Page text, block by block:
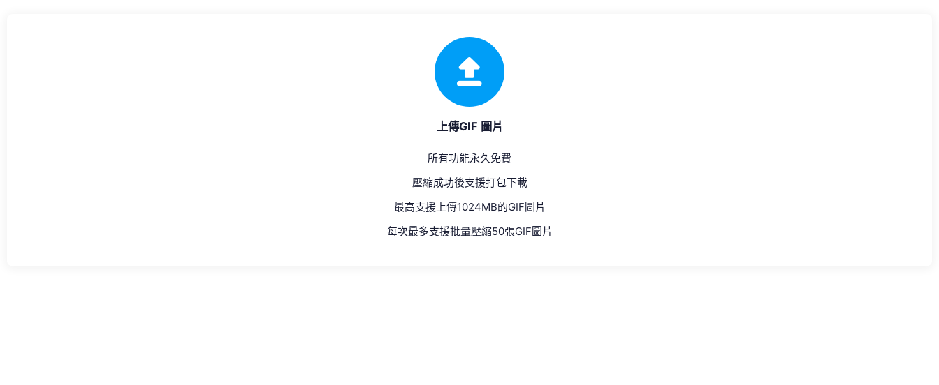
上傳GIF 圖片
所有功能永久免費
壓縮成功後支援打包下載
最高支援上傳1024MB的GIF圖片
每次最多支援批量壓縮50張GIF圖片